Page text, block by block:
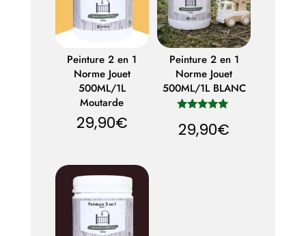
Peinture 2 en 1
Norme Jouet
500ML/1L
Moutarde
29,90€
Peinture 2 en 1
Norme Jouet
500ML/1L BLANC
5.00
sur 5
29,90€